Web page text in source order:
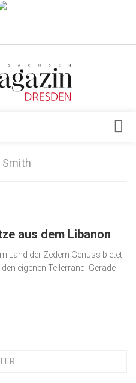
/ Ostsachsen
Smith
aus dem Libanon
Land der Zedern Genuss bietet
eigenen Tellerrand. Gerade